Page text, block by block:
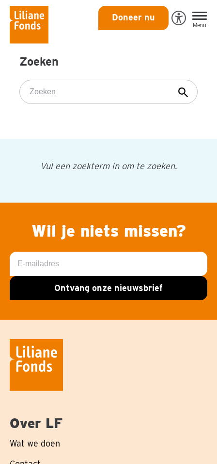
Liliane
Fonds
Doneer nu
Open
Menu
Zoeken
Zoeken
Vul een zoekterm in om te zoeken.
Wil je niets missen?
E-
mailadres
Ontvang onze nieuwsbrief
Over LF
Wat we doen